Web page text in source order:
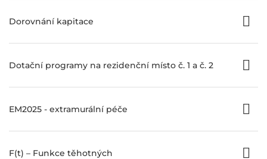
Dorovnání kapitace
Dotační programy na rezidenční místo č. 1 a č. 2
EM2025 - extramurální péče
F(t) – Funkce těhotných